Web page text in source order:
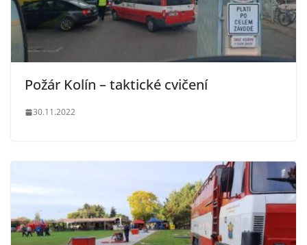
Požár Kolín – taktické cvičení
30.11.2022